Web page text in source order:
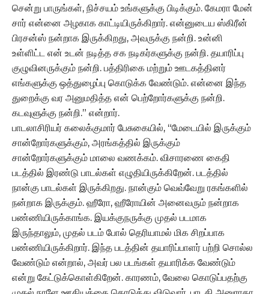
சென்று பாருங்கள், நிச்சயம் உங்களுக்கு பிடிக்கும். கேமரா மேன்
சார் என்னை அழகாக காட்டியிருக்கிறார். என்னுடைய ஸ்கிரீன்
பிரசன்ஸ் நன்றாக இருக்கிறது, அவருக்கு நன்றி. உன்னி
உள்ளிட்ட என் உடன் நடித்த சக நடிகர்களுக்கு நன்றி. தயாரிப்பு
குழுவினருக்கும் நன்றி. பத்திரிகை மற்றும் ஊடகத்தினர்
எங்களுக்கு ஒத்துழைப்பு கொடுக்க வேண்டும். என்னை இந்த
துறைக்கு வர அனுமதித்த என் பெற்றோர்களுக்கு நன்றி.
கடவுளுக்கு நன்றி.” என்றார்.
பாடலாசிரியர் கலைக்குமார் பேசுகையில், “மேடையில் இருக்கும்
சான்றோர்களுக்கும், அரங்கத்தில் இருக்கும்
சான்றோர்களுக்கும் மாலை வணக்கம். விசாரணை கைதி
படத்தில் இரண்டு பாடல்கள் எழுதியிருக்கிறேன். படத்தில்
நான்கு பாடல்கள் இருக்கிறது. நான்கும் வெவ்வேறு ரகங்களில்
நன்றாக இருக்கும். ஹீரோ, ஹீரோயின் அனைவரும் நன்றாக
பண்ணியிருக்காங்க. இயக்குநருக்கு முதல் படமாக
இருந்தாலும், முதல் படம் போல் தெரியாமல் மிக சிறப்பாக
பண்ணியிருக்கிறார். இந்த படத்தின் தயாரிப்பாளர் பற்றி சொல்ல
வேண்டும் என்றால், அவர் பல படங்கள் தயாரிக்க வேண்டும்
என்று கேட்டுக்கொள்கிறேன். காரணம், வேலை கொடுப்பதற்கு